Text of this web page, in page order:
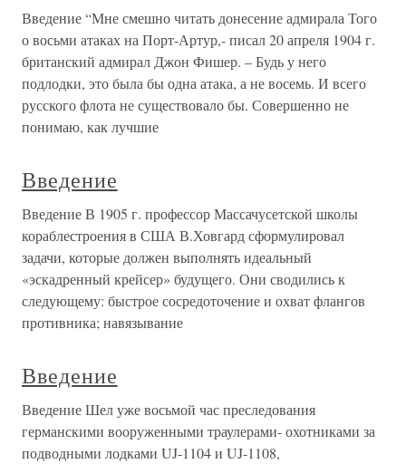
Введение “Мне смешно читать донесение адмирала Того
о восьми атаках на Порт-Артур,- писал 20 апреля 1904 г.
британский адмирал Джон Фишер. – Будь у него
подлодки, это была бы одна атака, а не восемь. И всего
русского флота не существовало бы. Совершенно не
понимаю, как лучшие
Введение
Введение В 1905 г. профессор Массачусетской школы
кораблестроения в США В.Ховгард сформулировал
задачи, которые должен выполнять идеальный
«эскадренный крейсер» будущего. Они сводились к
следующему: быстрое сосредоточение и охват флангов
противника; навязывание
Введение
Введение Шел уже восьмой час преследования
германскими вооруженными траулерами- охотниками за
подводными лодками UJ-1104 и UJ-1108,